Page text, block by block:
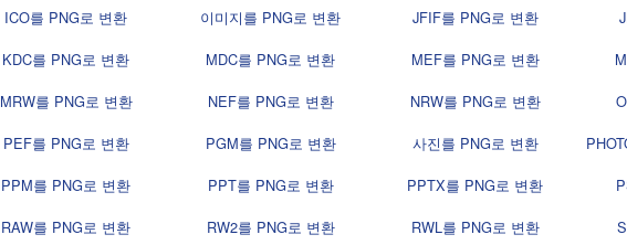
ICO를 PNG로 변환 이미지를 PNG로 변환 JFIF를 PNG로 변환
KDC를 PNG로 변환 MDC를 PNG로 변환 MEF를 PNG로 변환
MRW를 PNG로 변환 NEF를 PNG로 변환 NRW를 PNG로 변환
PEF를 PNG로 변환 PGM를 PNG로 변환 사진를 PNG로 변환
PPM를 PNG로 변환 PPT를 PNG로 변환 PPTX를 PNG로 변환
RAW를 PNG로 변환 RW2를 PNG로 변환 RWL를 PNG로 변환